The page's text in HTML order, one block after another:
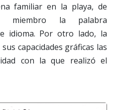
familiar en la playa, de
miembro la palabra
idioma. Por otro lado, la
capacidades gráficas las
con la que realizó el